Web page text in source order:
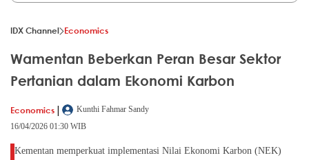
IDX Channel Economics
Wamentan Beberkan Peran Besar Sektor
Pertanian dalam Ekonomi Karbon
Economics |
Kunthi Fahmar Sandy
16/04/2026 01:30 WIB
Kementan memperkuat implementasi Nilai Ekonomi Karbon (NEK)